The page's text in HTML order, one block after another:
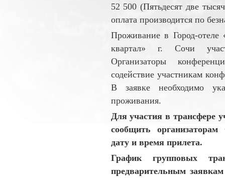
52 500 (Пятьдесят две
оплата производится по
Проживание в Город-отеле
квартал» г. Сочи
Организаторы
содействие участникам
В заявке необходимо
проживания.
Для участия в трансфере
сообщить
дату и время прилета.
График групповых
предварительным